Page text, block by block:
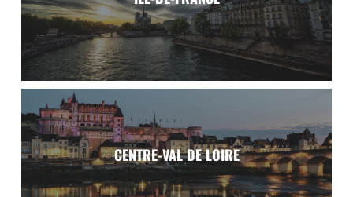
Voir la région
Île-de-France
Paris, Seine-et-Marne, Yvelines, Essonne, Hauts-de-Seine,
Seine-Saint-Denis, Val-de-Marne, Val d'Oise.
Voir la région
CENTRE-VAL DE LOIRE